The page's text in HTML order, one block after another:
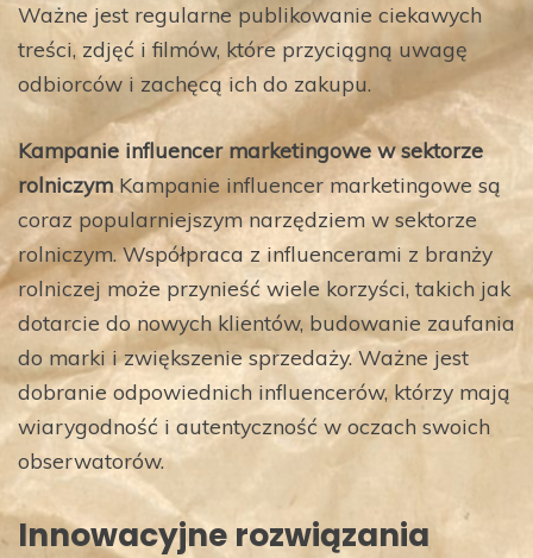
Ważne jest regularne publikowanie ciekawych
treści, zdjęć i filmów, które przyciągną uwagę
odbiorców i zachęcą ich do zakupu.
Kampanie influencer marketingowe w sektorze
rolniczym Kampanie influencer marketingowe są
coraz popularniejszym narzędziem w sektorze
rolniczym. Współpraca z influencerami z branży
rolniczej może przynieść wiele korzyści, takich jak
dotarcie do nowych klientów, budowanie zaufania
do marki i zwiększenie sprzedaży. Ważne jest
dobranie odpowiednich influencerów, którzy mają
wiarygodność i autentyczność w oczach swoich
obserwatorów.
Innowacyjne rozwiązania